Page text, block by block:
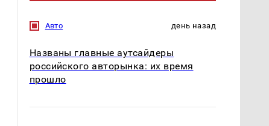
Авто день назад
Названы главные аутсайдеры
российского авторынка: их время
прошло